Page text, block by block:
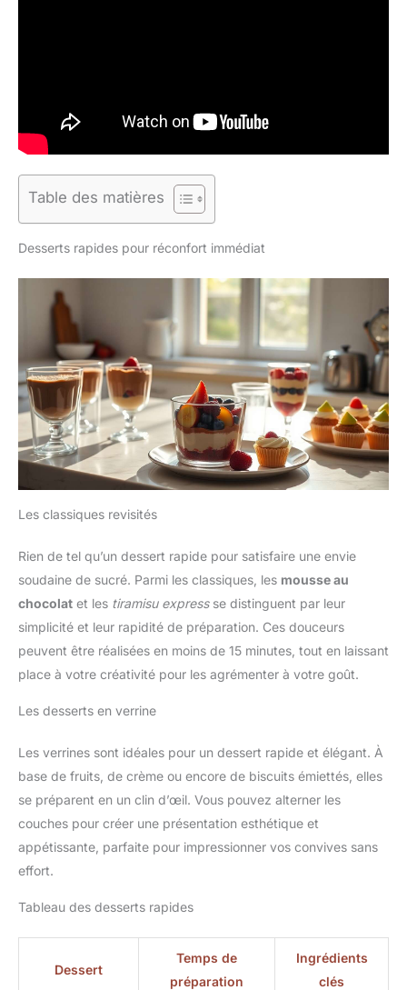
Table des matières
Desserts rapides pour réconfort immédiat
Les classiques revisités
Rien de tel qu’un dessert rapide pour satisfaire une envie
soudaine de sucré. Parmi les classiques, les mousse au
chocolat et les tiramisu expressse distinguent par leur
simplicité et leur rapidité de préparation. Ces douceurs
peuvent être réalisées en moins de 15 minutes, tout en laissant
place à votre créativité pour les agrémenter à votre goût.
Les desserts en verrine
Les verrines sont idéales pour un dessert rapide et élégant. À
base de fruits, de crème ou encore de biscuits émiettés, elles
se préparent en un clin d’œil. Vous pouvez alterner les
couches pour créer une présentation esthétique et
appétissante, parfaite pour impressionner vos convives sans
effort.
Tableau des desserts rapides
Dessert
Temps de
préparation
Ingrédients
clés